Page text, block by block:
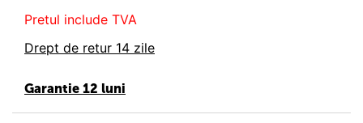
Pretul include TVA
Drept de retur 14 zile
Garantie 12 luni